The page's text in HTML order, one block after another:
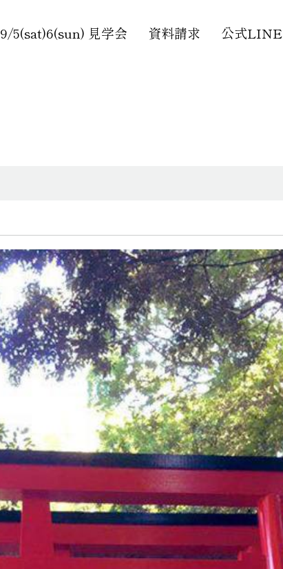
9/5(sat)6(sun) 見学会 資料請求 公式LINE